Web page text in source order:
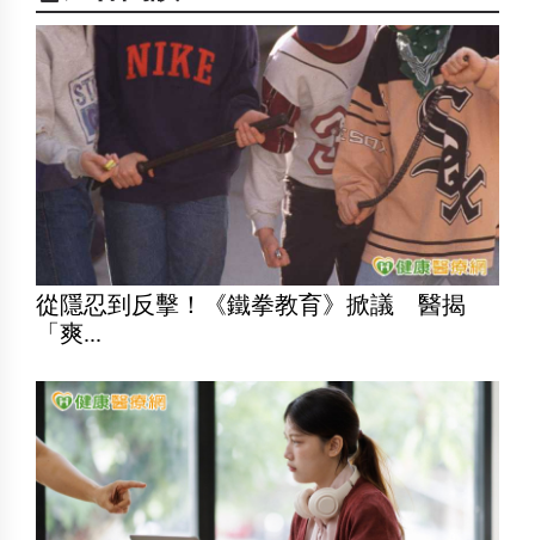
從隱忍到反擊！《鐵拳教育》掀議 醫揭
「爽...